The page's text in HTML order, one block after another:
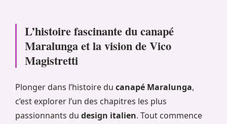
L’histoire fascinante du canapé
Maralunga et la vision de Vico
Magistretti
Plonger dans l’histoire du canapé Maralunga,
c’est explorer l’un des chapitres les plus
passionnants du design italien. Tout commence